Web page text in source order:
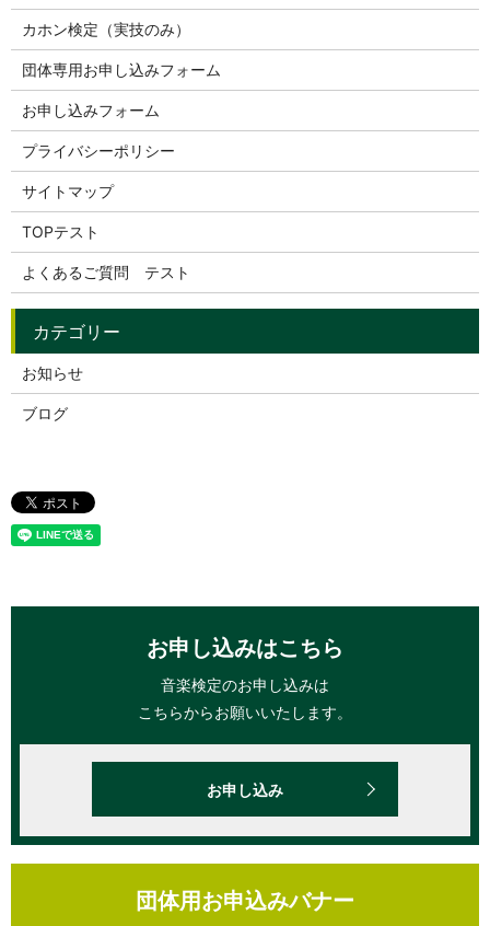
カホン検定（実技のみ）
団体専用お申し込みフォーム
お申し込みフォーム
プライバシーポリシー
サイトマップ
TOPテスト
よくあるご質問 テスト
お知らせ
ブログ
お申し込みはこちら
音楽検定のお申し込みは
こちらからお願いいたします。
お申し込み
団体用お申込みバナー